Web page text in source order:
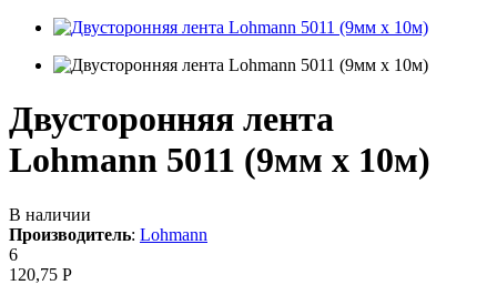
Двусторонняя лента
Lohmann 5011 (9мм х 10м)
В наличии
Производитель: Lohmann
6
120,75 Р